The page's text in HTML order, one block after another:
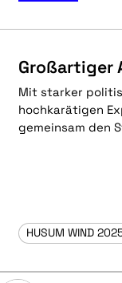
Großartiger
Mit starker
hochkarätigen
gemeinsam den
HUSUM WIND